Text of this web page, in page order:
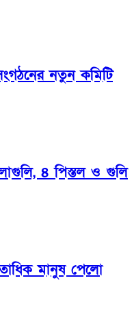
সংগঠনের নতুন কমিটি
৪ পিস্তল ও গুলি
মানুষ পেলো